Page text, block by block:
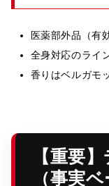
医薬部外品（有
全身対応のライ
香りはベルガモ
【重要
（事実ベ